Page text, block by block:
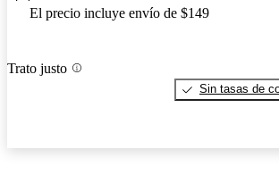
El precio incluye envío de $149
Trato justo
Sin tasas de